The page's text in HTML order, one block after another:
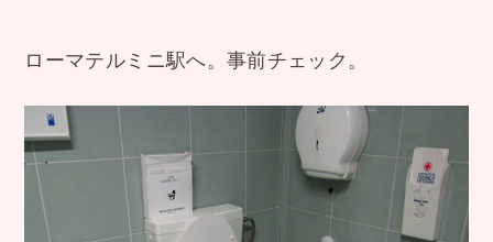
ローマテルミニ駅へ。事前チェック。